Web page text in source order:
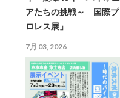
アたちの挑戦～ 国際プ
ロレス展」
7月 03, 2026